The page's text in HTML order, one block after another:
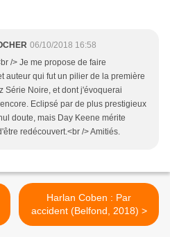
06/10/2018 16:58
/> Je me propose de faire
auteur qui fut un pilier de la première
Série Noire, et dont j'évoquerai
Eclipsé par de plus prestigieux
doute, mais Day Keene mérite
redécouvert.<br /> Amitiés.
Harlan Coben : Par
accident (Belfond, 2018) >